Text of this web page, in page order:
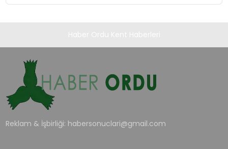
Reklam & İşbirliği: habersonuclari@gmail.com